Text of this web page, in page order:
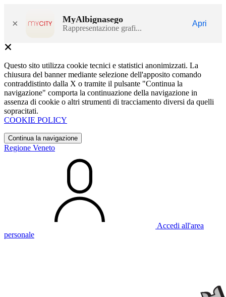
× MyAlbignasego
Rappresentazione grafi...
Apri
Questo sito utilizza cookie tecnici e statistici anonimizzati. La
chiusura del banner mediante selezione dell'apposito comando
contraddistinto dalla X o tramite il pulsante "Continua la
navigazione" comporta la continuazione della navigazione in
assenza di cookie o altri strumenti di tracciamento diversi da quelli
sopracitati.
COOKIE POLICY
Continua la navigazione
Regione Veneto
Accedi all'area
personale